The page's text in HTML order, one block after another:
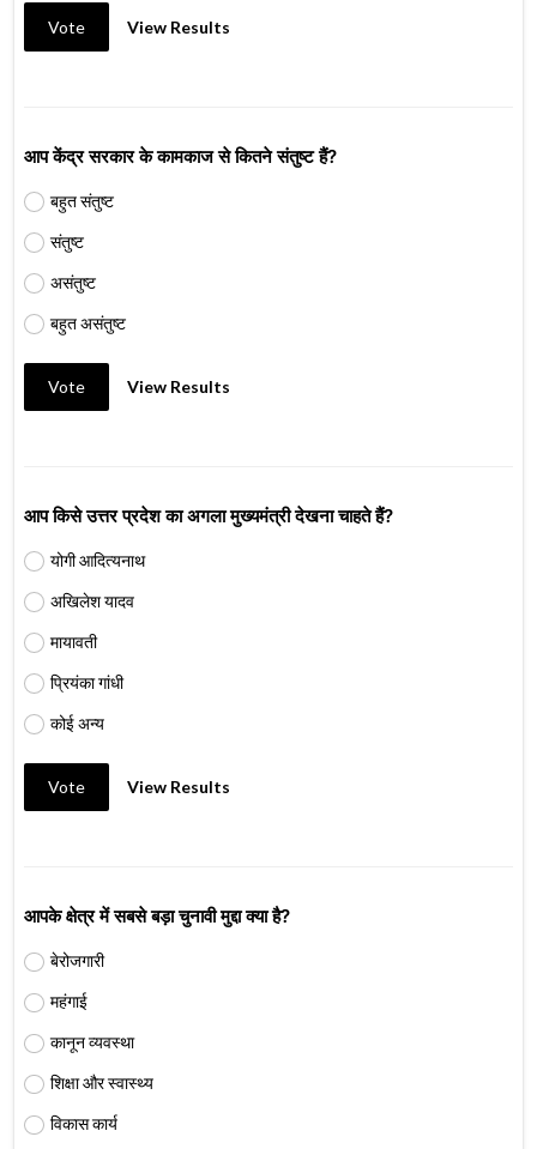
Vote View Results
आप केंद्र सरकार के कामकाज से कितने संतुष्ट हैं?
बहुत संतुष्ट
संतुष्ट
असंतुष्ट
बहुत असंतुष्ट
Vote View Results
आप किसे उत्तर प्रदेश का अगला मुख्यमंत्री देखना चाहते हैं?
योगी आदित्यनाथ
अखिलेश यादव
मायावती
प्रियंका गांधी
कोई अन्य
Vote View Results
आपके क्षेत्र में सबसे बड़ा चुनावी मुद्दा क्या है?
बेरोजगारी
महंगाई
कानून व्यवस्था
शिक्षा और स्वास्थ्य
विकास कार्य